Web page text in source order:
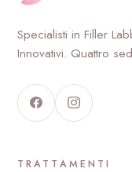
Specialisti in Filler
Innovativi. Quattro
TRATTAMENTI